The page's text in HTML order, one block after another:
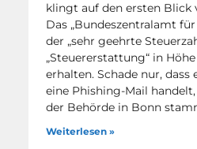
klingt auf den ersten Blick
Das „Bundeszentralamt
der „sehr geehrte
„Steuererstattung“ in
erhalten. Schade nur, dass
eine Phishing-Mail
der Behörde in Bonn
Weiterlesen »